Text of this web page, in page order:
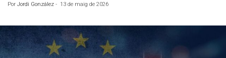
Por Jordi González - 13 de maig de 2026